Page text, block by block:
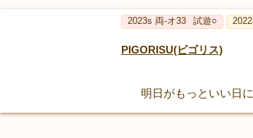
2023s 両‐オ33 試遊○
PIGORISU(ピゴリス)
明日がもっといい日